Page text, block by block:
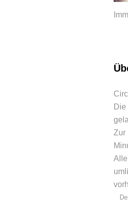
Zur
BEWERTUNGEN